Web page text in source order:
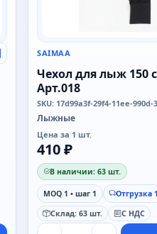
оптовый прайс
SAIMAA
Чехол для лыж 150
Арт.018
SKU: 17d99a3f-29f4-11ee-990d-
Лыжные
Цена за 1 шт.
410 ₽
В наличии: 63 шт.
MOQ 1 • шаг 1
Отгрузка
Склад: 63 шт.
С НДС